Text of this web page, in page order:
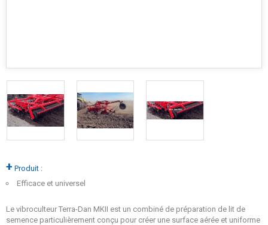
+ Produit :
Efficace et universel
Le vibroculteur Terra-Dan MKII est un combiné de préparation de lit de
semence particulièrement conçu pour créer une surface aérée et uniforme